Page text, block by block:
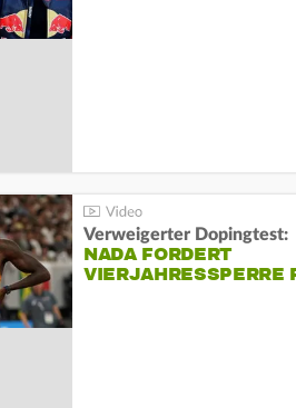
Verweigerter Dopingtest:
NADA FORDERT
VIERJAHRESSPERRE